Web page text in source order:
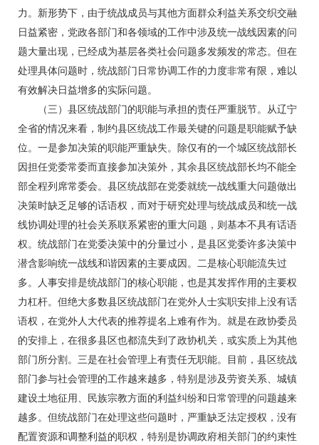
力。新形势下，由于统战成员与其他方面群众利益关系交织交融
日益紧密，党政各部门和各领域的工作中涉及统一战线因素的问
题大量出现，已经成为基层各类社会问题多发频发的常态。但在
处理具体问题时，统战部门日常协调工作的力度非常有限，难以
有效解决日益增多的实际问题。
（三）县区统战部门的职能与承担的责任严重脱节。从辽宁
全省的情况来看，制约县区统战工作最关键的问题是职能赋予缺
位。一是参加决策的职能严重缺失。除仅有的一个城区统战部长
因担任党委常委而直接参加决策外，其余县区统战部长均不能全
部全程列席常委会。县区统战部在党委就统一战线重大问题做出
决策时缺乏足够的话语权，而对于研究处理与统战成员和统一战
线协调处理的社会关系联系紧密的重大问题，则基本不具有话语
权。统战部门在党委决策中的分量过小，是县区党委许多决策中
潜含影响统一战线和谐因素的主要成因。二是核心职能流失过
多。人事安排是统战部门的核心职能，也是其发挥作用的主要权
力杠杆。但绝大多数县区统战部门在党外人士实职安排上没有话
语权，在党外人大代表的推荐提名上难有作为。就是在政协委员
的安排上，在很多县区也都流失到了政协机关，或实质上为其他
部门所分割。三是在社会管理上有责任无职能。目前，县区统战
部门参与社会管理的工作越来越多，特别是涉及劳资关系、城镇
建设土地征用、民族宗教方面的利益纠纷和日常管理的问题越来
越多。但统战部门在处理这些问题时，严重缺乏法定授权，没有
配置资源和调整利益的职权，特别是协调政府相关部门的约束性